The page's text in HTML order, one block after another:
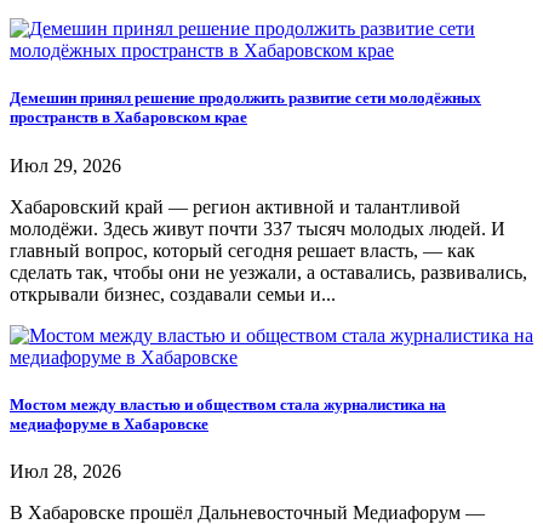
Демешин принял решение продолжить развитие сети молодёжных
пространств в Хабаровском крае
Июл 29, 2026
Хабаровский край — регион активной и талантливой
молодёжи. Здесь живут почти 337 тысяч молодых людей. И
главный вопрос, который сегодня решает власть, — как
сделать так, чтобы они не уезжали, а оставались, развивались,
открывали бизнес, создавали семьи и...
Мостом между властью и обществом стала журналистика на
медиафоруме в Хабаровске
Июл 28, 2026
В Хабаровске прошёл Дальневосточный Медиафорум —